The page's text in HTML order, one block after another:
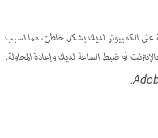
على الكمبيوتر لديك بشكل خاطئ، مما تسبب
أو ضبط الساعة لديك وإعادة المحاولة.